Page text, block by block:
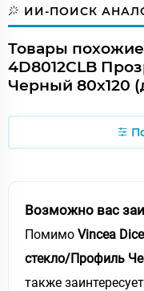
ИИ-ПОИСК
Товары
4D8012CLB
Черный 80х120
Возможно вас
Помимо Vincea
стекло/Профиль
также